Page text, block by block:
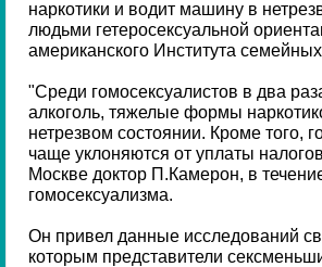
наркотики и водит машину в
людьми гетеросексуальной
американского Института
"Среди гомосексуалистов в два
алкоголь, тяжелые формы
нетрезвом состоянии. Кроме того,
чаще уклоняются от уплаты
Москве доктор П.Камерон, в
гомосексуализма.
Он привел данные исследований
которым представители